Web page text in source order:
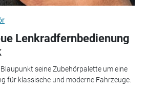
Lenkradfernbedienung
seine Zubehörpalette um eine
für klassische und moderne Fahrzeuge.